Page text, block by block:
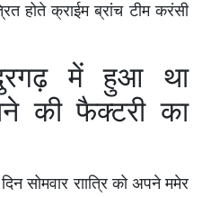
होते क्राईम ब्रांच टीम करंसी
में हुआ था
की फैक्टरी का
सोमवार राात्रि को अपने ममेर